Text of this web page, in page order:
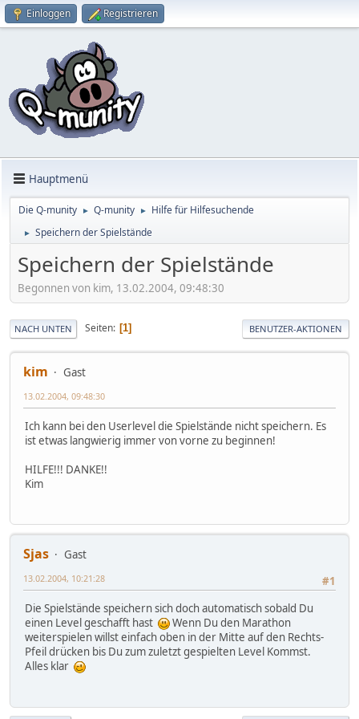
Einloggen Registrieren
Hauptmenü
Die Q-munity ► Q-munity ► Hilfe für Hilfesuchende
► Speichern der Spielstände
Speichern der Spielstände
Begonnen von kim, 13.02.2004, 09:48:30
NACH UNTEN Seiten 1 BENUTZER-AKTIONEN
kim Gast
13.02.2004, 09:48:30
Ich kann bei den Userlevel die Spielstände nicht speichern. Es
ist etwas langwierig immer von vorne zu beginnen!
HILFE!!! DANKE!!
Kim
Sjas
Gast
#1
13.02.2004, 10:21:28
Die Spielstände speichern sich doch automatisch sobald Du
einen Level geschafft hast
Wenn Du den Marathon
weiterspielen willst einfach oben in der Mitte auf den Rechts-
Pfeil drücken bis Du zum zuletzt gespielten Level Kommst.
Alles klar